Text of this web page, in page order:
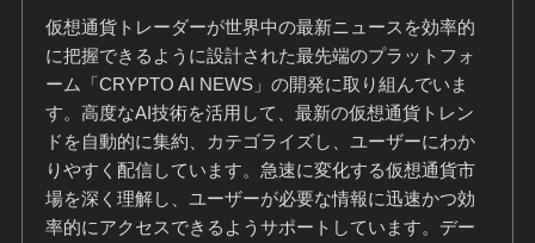
仮想通貨トレーダーが世界中の最新ニュースを効率的
に把握できるように設計された最先端のプラットフォ
ーム「CRYPTO AI NEWS」の開発に取り組んでいま
す。高度なAI技術を活用して、最新の仮想通貨トレン
ドを自動的に集約、カテゴライズし、ユーザーにわか
りやすく配信しています。急速に変化する仮想通貨市
場を深く理解し、ユーザーが必要な情報に迅速かつ効
率的にアクセスできるようサポートしています。デー